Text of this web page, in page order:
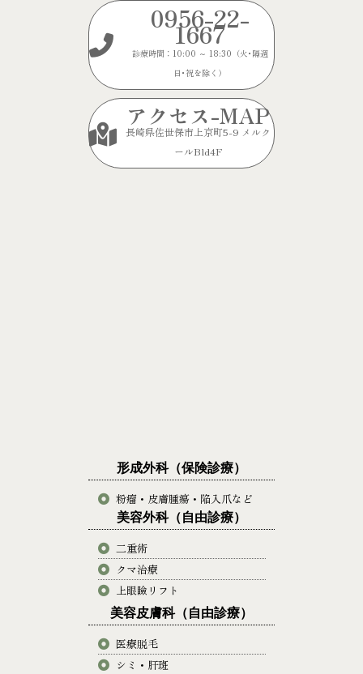
0956-22-
1667
診療時間：10:00 ～ 18:30（火･隔週
日･祝を除く）
アクセス-MAP
長崎県佐世保市上京町5-9 メルク
ールBld4F
形成外科（保険診療）
粉瘤・皮膚腫瘍・陥入爪など
美容外科（自由診療）
二重術
クマ治療
上眼瞼リフト
美容皮膚科（自由診療）
医療脱毛
シミ・肝斑